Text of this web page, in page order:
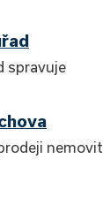
spravuje